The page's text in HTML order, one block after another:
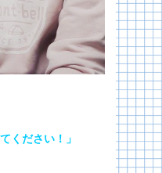
ください！」